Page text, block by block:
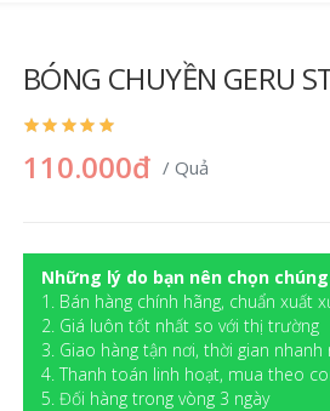
BÓNG CHUYỀN GERU
110.000đ / Quả
Những lý do bạn nên chọn
1. Bán hàng chính hãng, chuẩn xuất
2. Giá luôn tốt nhất so với thị trường
3. Giao hàng tận nơi, thời gian nhanh
4. Thanh toán linh hoạt, mua theo
5. Đối hàng trong vòng 3 ngày